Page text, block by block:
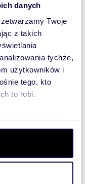
danych
Twoje
z takich
tychże,
użytkowników i
tego, kto
to robi.
preferencje w
cookie możesz
chwili.
treści